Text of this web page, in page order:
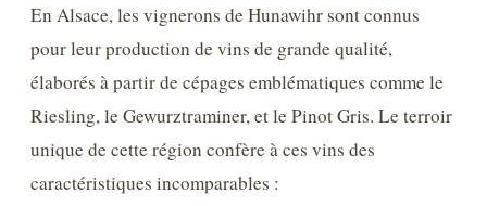
En Alsace, les vignerons de Hunawihr sont connus
pour leur production de vins de grande qualité,
élaborés à partir de cépages emblématiques comme le
Riesling, le Gewurztraminer, et le Pinot Gris. Le terroir
unique de cette région confère à ces vins des
caractéristiques incomparables :